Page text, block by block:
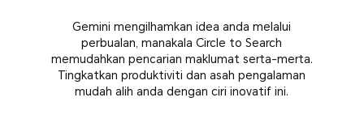
Gemini mengilhamkan idea anda melalui
perbualan, manakala Circle to Search
memudahkan pencarian maklumat serta-merta.
Tingkatkan produktiviti dan asah pengalaman
mudah alih anda dengan ciri inovatif ini.